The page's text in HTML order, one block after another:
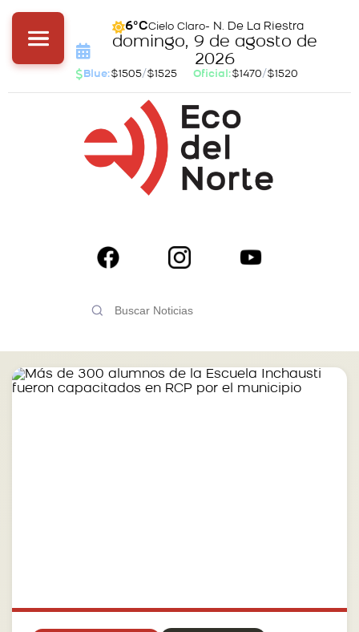
6°CCielo Claro- N. De La Riestra
domingo, 9 de agosto de
2026
Blue:$1505/$1525 Oficial:$1470/$1520